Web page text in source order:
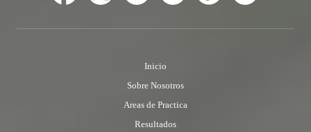
Inicio
Sobre Nosotros
Areas de Practica
Resultados